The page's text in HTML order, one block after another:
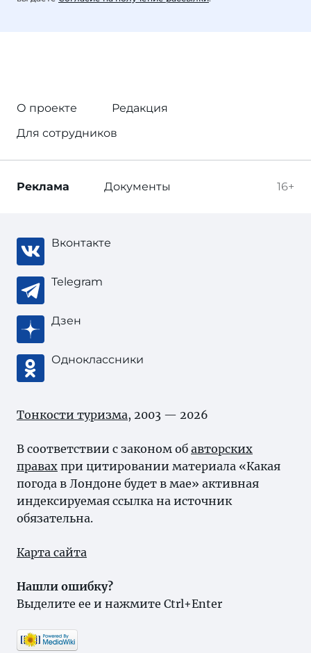
О проекте
Редакция
Для сотрудников
16+
Реклама Документы
Вконтакте
Telegram
Дзен
Одноклассники
Тонкости туризма, 2003 — 2026
В соответствии с законом об авторских
правах при цитировании материала «Какая
погода в Лондоне будет в мае» активная
индексируемая ссылка на источник
обязательна.
Карта сайта
Нашли ошибку?
Выделите ее и нажмите Ctrl+Enter